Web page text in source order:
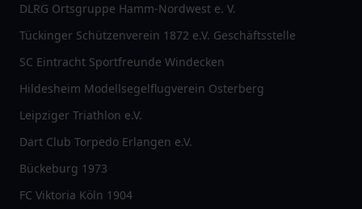
DLRG Ortsgruppe Hamm-Nordwest e. V.
Tückinger Schützenverein 1872 e.V. Geschäftsstelle
SC Eintracht Sportfreunde Windecken
Hildesheim Modellsegelflugverein Osterberg
Leipziger Triathlon e.V.
Dart Club Torpedo Erlangen e.V.
Bückeburg 1973
FC Viktoria Köln 1904